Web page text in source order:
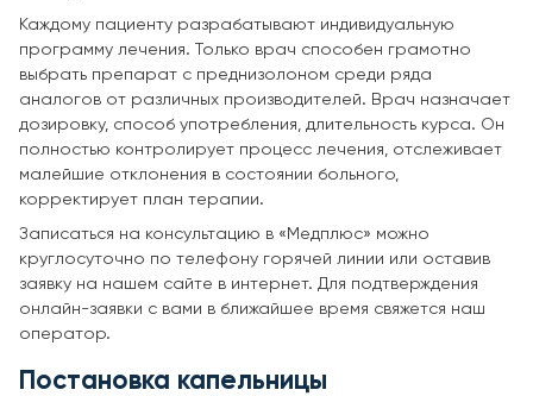
Каждому пациенту разрабатывают индивидуальную
программу лечения. Только врач способен грамотно
выбрать препарат с преднизолоном среди ряда
аналогов от различных производителей. Врач назначает
дозировку, способ употребления, длительность курса. Он
полностью контролирует процесс лечения, отслеживает
малейшие отклонения в состоянии больного,
корректирует план терапии.
Записаться на консультацию в «Медплюс» можно
круглосуточно по телефону горячей линии или оставив
заявку на нашем сайте в интернет. Для подтверждения
онлайн-заявки с вами в ближайшее время свяжется наш
оператор.
Постановка капельницы